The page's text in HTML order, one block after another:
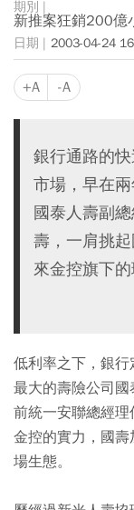
新推案狂銷200億
2003-04-24
+A -A
銀行通路的
市場，早在
國泰人壽副
壽，一肩挑
來金控旗下
低利率之下，銀
最大的壽險公司
前統一安聯總經
金控的實力，國
場生態。